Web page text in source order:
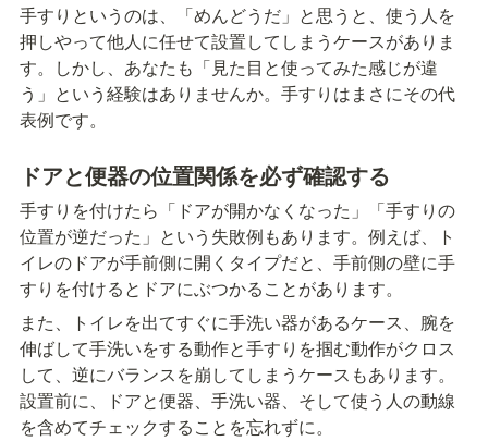
手すりというのは、「めんどうだ」と思うと、使う人を
押しやって他人に任せて設置してしまうケースがありま
す。しかし、あなたも「見た目と使ってみた感じが違
う」という経験はありませんか。手すりはまさにその代
表例です。
ドアと便器の位置関係を必ず確認する
手すりを付けたら「ドアが開かなくなった」「手すりの
位置が逆だった」という失敗例もあります。例えば、ト
イレのドアが手前側に開くタイプだと、手前側の壁に手
すりを付けるとドアにぶつかることがあります。
また、トイレを出てすぐに手洗い器があるケース、腕を
伸ばして手洗いをする動作と手すりを掴む動作がクロス
して、逆にバランスを崩してしまうケースもあります。
設置前に、ドアと便器、手洗い器、そして使う人の動線
を含めてチェックすることを忘れずに。